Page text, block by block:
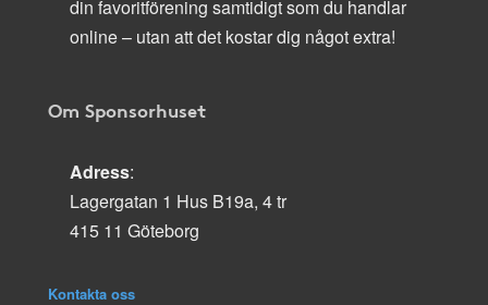
din favoritförening samtidigt som du handlar
online – utan att det kostar dig något extra!
Om Sponsorhuset
Adress:
Lagergatan 1 Hus B19a, 4 tr
415 11 Göteborg
Kontakta oss